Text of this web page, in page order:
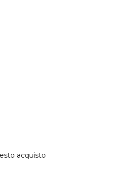
acquisto